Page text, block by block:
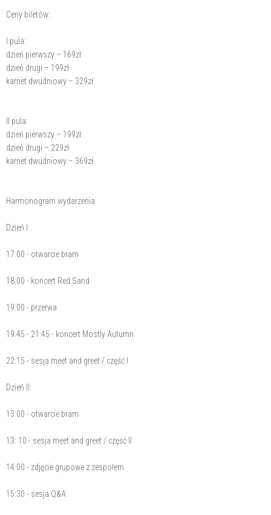
Ceny biletów:
I pula:
dzień pierwszy – 169zł
dzień drugi – 199zł
karnet dwudniowy – 329zł
II pula:
dzień pierwszy – 199zł
dzień drugi – 229zł
karnet dwudniowy – 369zł
Harmonogram wydarzenia:
Dzień I:
17:00 - otwarcie bram
18:00 - koncert Red Sand
19:00 - przerwa
19:45 - 21:45 - koncert Mostly Autumn
22:15 - sesja meet and greet / część I
Dzień II:
13:00 - otwarcie bram
13: 10 - sesja meet and greet / część II
14:00 - zdjęcie grupowe z zespołem
15:30 - sesja Q&A